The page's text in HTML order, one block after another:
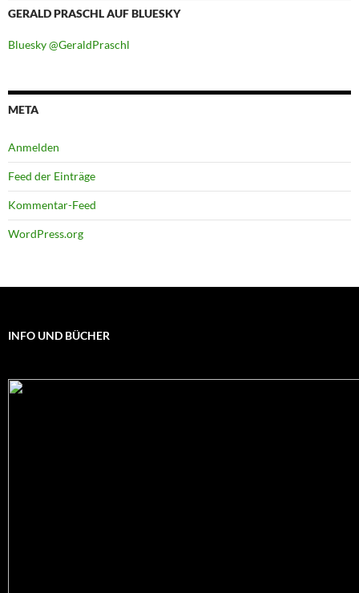
GERALD PRASCHL AUF BLUESKY
Bluesky @GeraldPraschl
META
Anmelden
Feed der Einträge
Kommentar-Feed
WordPress.org
INFO UND BÜCHER